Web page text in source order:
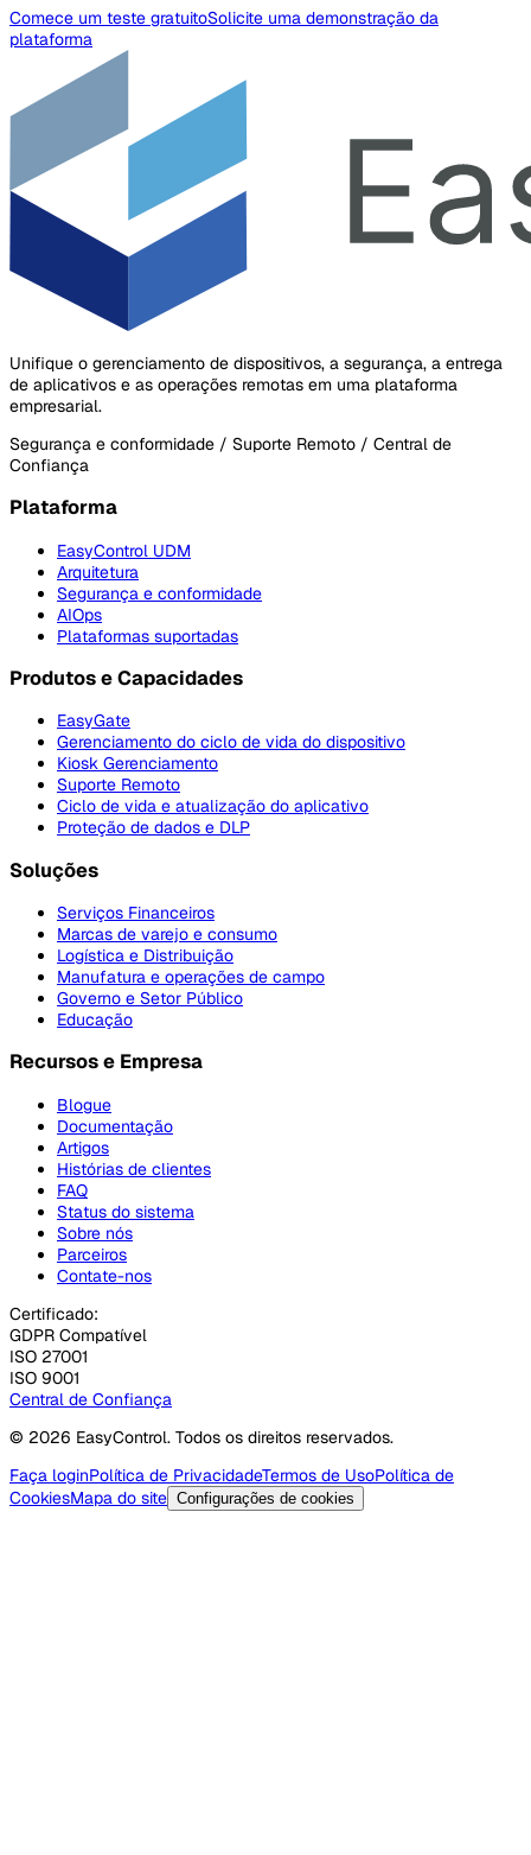
Comece um teste gratuitoSolicite uma demonstração da
plataforma
Unifique o gerenciamento de dispositivos, a segurança, a entrega
de aplicativos e as operações remotas em uma plataforma
empresarial.
Segurança e conformidade / Suporte Remoto / Central de
Confiança
Plataforma
EasyControl UDM
Arquitetura
Segurança e conformidade
AIOps
Plataformas suportadas
Produtos e Capacidades
EasyGate
Gerenciamento do ciclo de vida do dispositivo
Kiosk Gerenciamento
Suporte Remoto
Ciclo de vida e atualização do aplicativo
Proteção de dados e DLP
Soluções
Serviços Financeiros
Marcas de varejo e consumo
Logística e Distribuição
Manufatura e operações de campo
Governo e Setor Público
Educação
Recursos e Empresa
Blogue
Documentação
Artigos
Histórias de clientes
FAQ
Status do sistema
Sobre nós
Parceiros
Contate-nos
Certificado:
GDPR Compatível
ISO 27001
ISO 9001
Central de Confiança
© 2026 EasyControl. Todos os direitos reservados.
Faça loginPolítica de PrivacidadeTermos de UsoPolítica de
CookiesMapa do site Configurações de cookies